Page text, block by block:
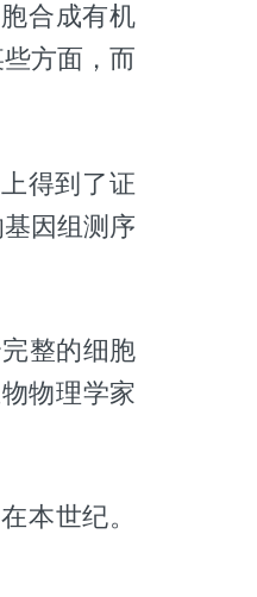
合成有机
方面，而
得到了证
因组测序
整的细胞
物理学家
本世纪。